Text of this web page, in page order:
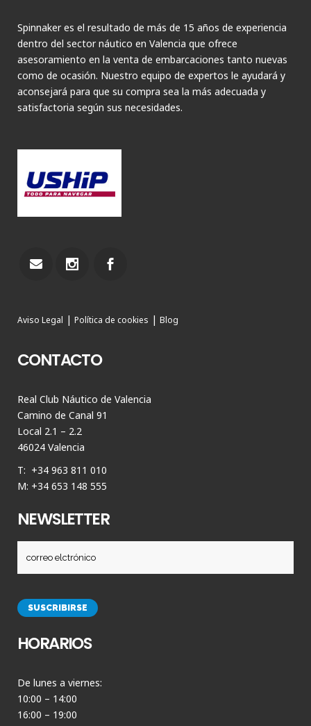
Spinnaker es el resultado de más de 15 años de experiencia
dentro del sector náutico en Valencia que ofrece
asesoramiento en la venta de embarcaciones tanto nuevas
como de ocasión. Nuestro equipo de expertos le ayudará y
aconsejará para que su compra sea la más adecuada y
satisfactoria según sus necesidades.
Aviso Legal | Política de cookies | Blog
CONTACTO
Real Club Náutico de Valencia
Camino de Canal 91
Local 2.1 – 2.2
46024 Valencia
T: +34 963 811 010
M: +34 653 148 555
NEWSLETTER
HORARIOS
De lunes a viernes:
10:00 – 14:00
16:00 – 19:00